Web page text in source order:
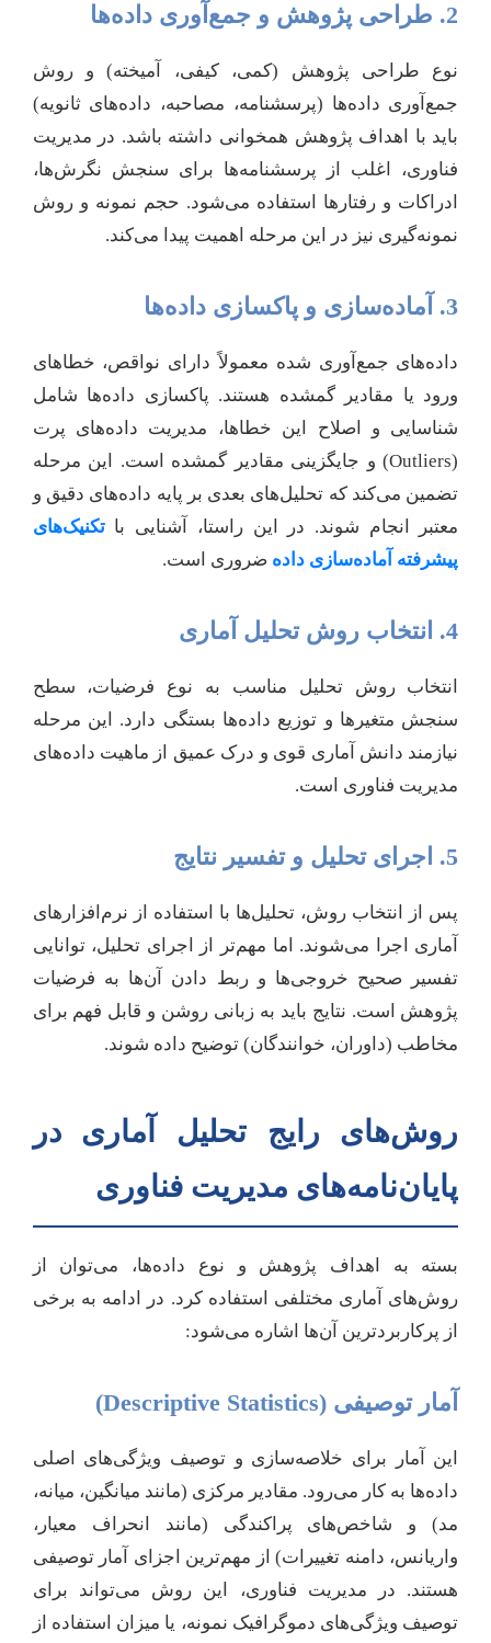
2. طراحی پژوهش و جمع‌آوری داده‌ها
نوع طراحی پژوهش (کمی، کیفی، آمیخته) و روش
جمع‌آوری داده‌ها (پرسشنامه، مصاحبه، داده‌های ثانویه)
باید با اهداف پژوهش همخوانی داشته باشد. در مدیریت
فناوری، اغلب از پرسشنامه‌ها برای سنجش نگرش‌ها،
ادراکات و رفتارها استفاده می‌شود. حجم نمونه و روش
نمونه‌گیری نیز در این مرحله اهمیت پیدا می‌کند.
3. آماده‌سازی و پاکسازی داده‌ها
داده‌های جمع‌آوری شده معمولاً دارای نواقص، خطاهای
ورود یا مقادیر گمشده هستند. پاکسازی داده‌ها شامل
شناسایی و اصلاح این خطاها، مدیریت داده‌های پرت
(Outliers) و جایگزینی مقادیر گمشده است. این مرحله
تضمین می‌کند که تحلیل‌های بعدی بر پایه داده‌های دقیق و
معتبر انجام شوند. در این راستا، آشنایی باتکنیک‌های
پیشرفته آماده‌سازی داده ضروری است.
4. انتخاب روش تحلیل آماری
انتخاب روش تحلیل مناسب به نوع فرضیات، سطح
سنجش متغیرها و توزیع داده‌ها بستگی دارد. این مرحله
نیازمند دانش آماری قوی و درک عمیق از ماهیت داده‌های
مدیریت فناوری است.
5. اجرای تحلیل و تفسیر نتایج
پس از انتخاب روش، تحلیل‌ها با استفاده از نرم‌افزارهای
آماری اجرا می‌شوند. اما مهم‌تر از اجرای تحلیل، توانایی
تفسیر صحیح خروجی‌ها و ربط دادن آن‌ها به فرضیات
پژوهش است. نتایج باید به زبانی روشن و قابل فهم برای
مخاطب (داوران، خوانندگان) توضیح داده شوند.
روش‌های رایج تحلیل آماری در
پایان‌نامه‌های مدیریت فناوری
بسته به اهداف پژوهش و نوع داده‌ها، می‌توان از
روش‌های آماری مختلفی استفاده کرد. در ادامه به برخی
از پرکاربردترین آن‌ها اشاره می‌شود:
آمار توصیفی (Descriptive Statistics)
این آمار برای خلاصه‌سازی و توصیف ویژگی‌های اصلی
داده‌ها به کار می‌رود. مقادیر مرکزی (مانند میانگین، میانه،
مد) و شاخص‌های پراکندگی (مانند انحراف معیار،
واریانس، دامنه تغییرات) از مهم‌ترین اجزای آمار توصیفی
هستند. در مدیریت فناوری، این روش می‌تواند برای
توصیف ویژگی‌های دموگرافیک نمونه، یا میزان استفاده از